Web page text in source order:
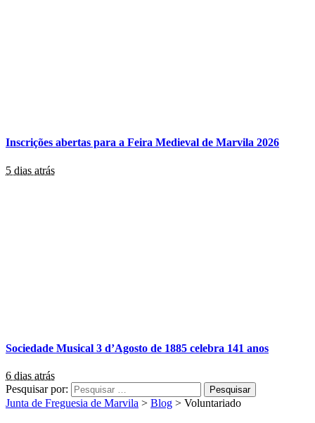
Inscrições abertas para a Feira Medieval de Marvila 2026
5 dias atrás
Sociedade Musical 3 d’Agosto de 1885 celebra 141 anos
6 dias atrás
Pesquisar por:
Junta de Freguesia de Marvila > Blog > Voluntariado